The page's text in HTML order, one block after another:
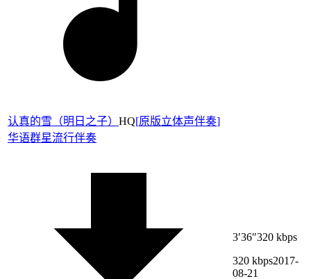
认真的雪（明日之子） HQ[原版立体声伴奏]
华语群星流行伴奏
3′36″320 kbps
320 kbps2017-
08-21